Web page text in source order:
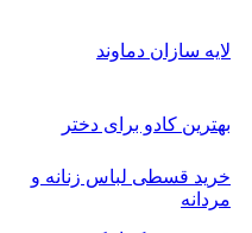
لایه سازان دماوند
بهترین کادو برای دختر
خرید قسطی لباس زنانه و
مردانه